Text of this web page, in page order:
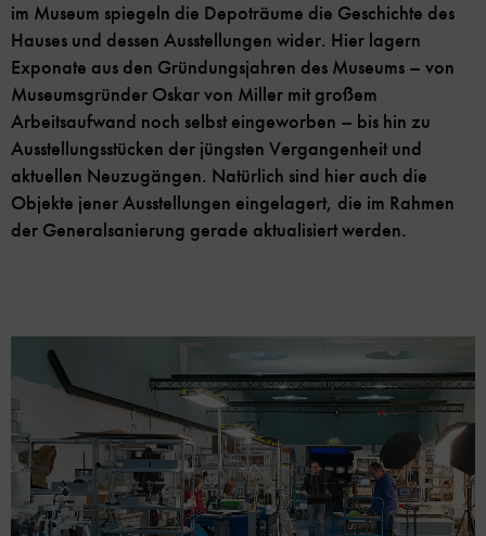
im Museum spiegeln die Depoträume die Geschichte des
Hauses und dessen Ausstellungen wider. Hier lagern
Exponate aus den Gründungsjahren des Museums – von
Museumsgründer Oskar von Miller mit großem
Arbeitsaufwand noch selbst eingeworben – bis hin zu
Ausstellungsstücken der jüngsten Vergangenheit und
aktuellen Neuzugängen. Natürlich sind hier auch die
Objekte jener Ausstellungen eingelagert, die im Rahmen
der Generalsanierung gerade aktualisiert werden.